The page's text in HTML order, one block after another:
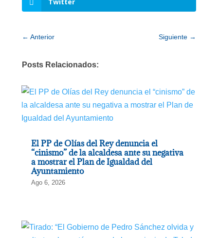
← Anterior Siguiente →
Posts Relacionados:
El PP de Olías del Rey denuncia el
“cinismo” de la alcaldesa ante su negativa
a mostrar el Plan de Igualdad del
Ayuntamiento
Ago 6, 2026